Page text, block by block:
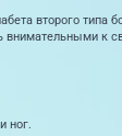
второго
внимательными к
ног.